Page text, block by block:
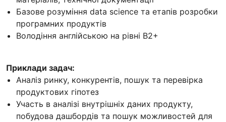
Базове розуміння data science та етапів розробки
програмних продуктів
Володіння англійською на рівні B2+
Приклади задач:
Аналіз ринку, конкурентів, пошук та перевірка
продуктових гіпотез
Участь в аналізі внутрішніх даних продукту,
побудова дашбордів та пошук можливостей для